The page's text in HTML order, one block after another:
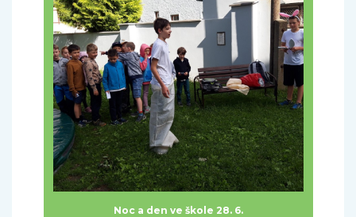
Noc a den ve škole 28. 6.